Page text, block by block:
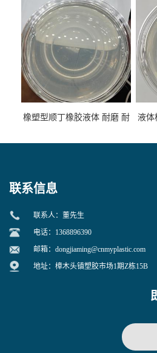
性
橡塑型顺丁橡胶液体 耐磨 耐
液体
联系信息
联系人：董先生
电话：1368896390
邮箱： dongjiaming@cnmyplastic.com
地址：樟木头镇塑胶市场1期Z栋15B